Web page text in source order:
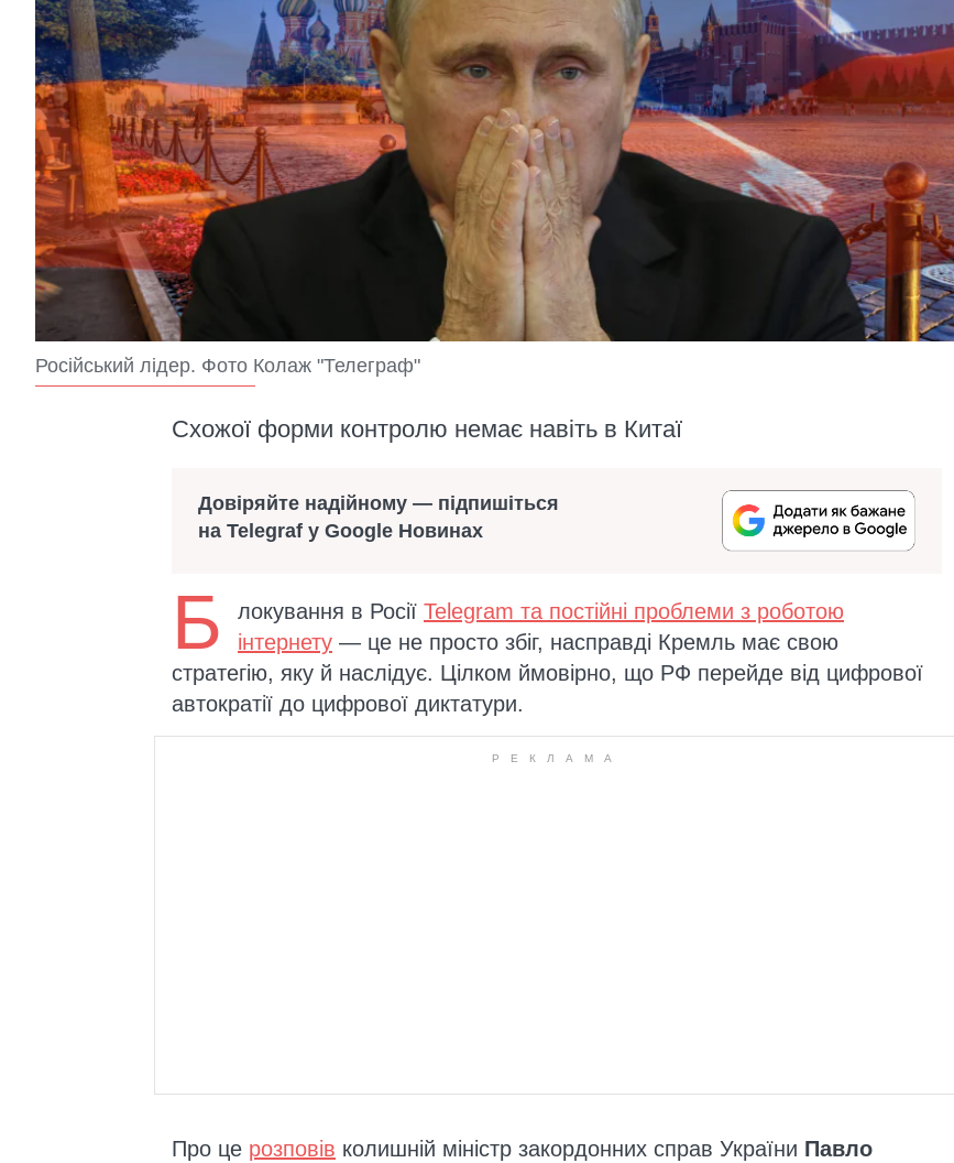
Російський лідер. Фото Колаж "Телеграф"
Схожої форми контролю немає навіть в Китаї
Довіряйте надійному — підпишіться
на Telegraf у Google Новинах
Б локування в Росії Telegram та постійні проблеми з роботою
інтернету — це не просто збіг, насправді Кремль має свою
стратегію, яку й наслідує. Цілком ймовірно, що РФ перейде від цифрової
автократії до цифрової диктатури.
Про це розповів колишній міністр закордонних справ України Павло